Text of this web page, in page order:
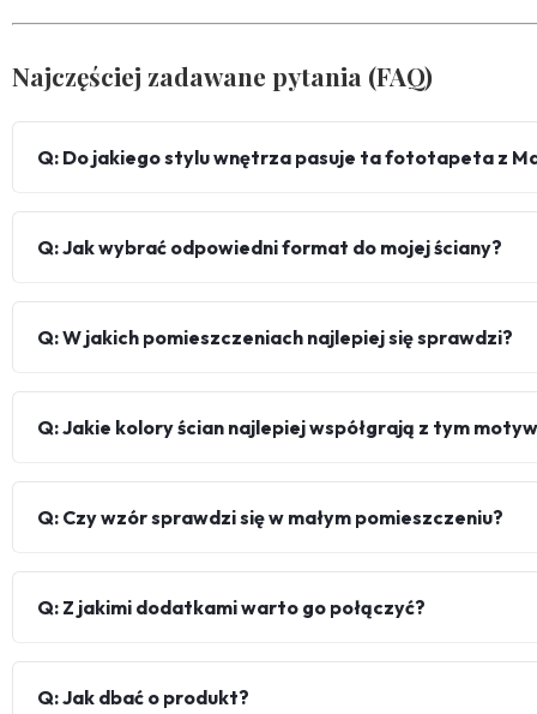
Najczęściej zadawane pytania (FAQ)
Q: Do jakiego stylu wnętrza pasuje ta fototapeta z
Q: Jak wybrać odpowiedni format do mojej ściany?
Q: W jakich pomieszczeniach najlepiej się sprawdzi?
Q: Jakie kolory ścian najlepiej współgrają z tym
Q: Czy wzór sprawdzi się w małym pomieszczeniu?
Q: Z jakimi dodatkami warto go połączyć?
Q: Jak dbać o produkt?